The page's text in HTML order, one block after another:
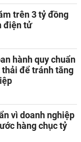
trên 3 tỷ đồng
điện tử
hành quy chuẩn
để tránh tăng
vì doanh nghiệp
hàng chục tỷ